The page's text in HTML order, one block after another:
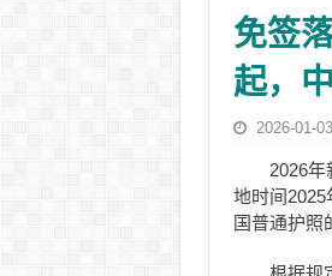
免签
起，
2026-01-03
2026
地时间
国普通护照